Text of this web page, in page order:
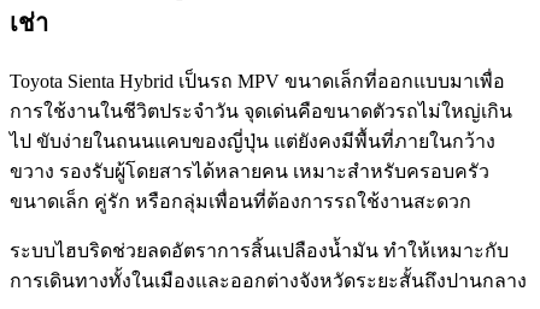
เช่า
Toyota Sienta Hybrid เป็นรถ MPV ขนาดเล็กที่ออกแบบมาเพื่อ
การใช้งานในชีวิตประจำวัน จุดเด่นคือขนาดตัวรถไม่ใหญ่เกิน
ไป ขับง่ายในถนนแคบของญี่ปุ่น แต่ยังคงมีพื้นที่ภายในกว้าง
ขวาง รองรับผู้โดยสารได้หลายคน เหมาะสำหรับครอบครัว
ขนาดเล็ก คู่รัก หรือกลุ่มเพื่อนที่ต้องการรถใช้งานสะดวก
ระบบไฮบริดช่วยลดอัตราการสิ้นเปลืองน้ำมัน ทำให้เหมาะกับ
การเดินทางทั้งในเมืองและออกต่างจังหวัดระยะสั้นถึงปานกลาง